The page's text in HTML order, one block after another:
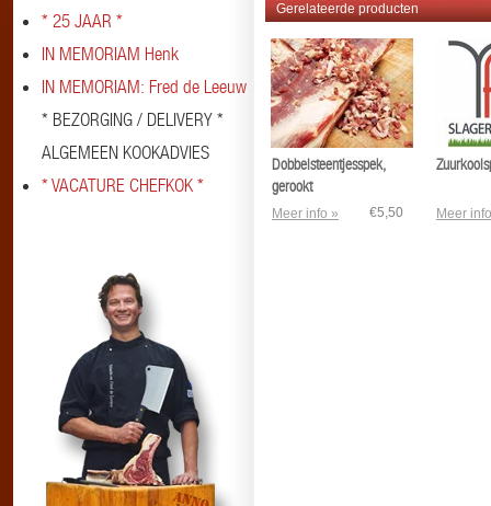
* 25 JAAR *
IN MEMORIAM Henk
IN MEMORIAM: Fred de Leeuw
* BEZORGING / DELIVERY *
ALGEMEEN KOOKADVIES
* VACATURE CHEFKOK *
Gerelateerde producten
Dobbelsteentjesspek,
gerookt
Meer info » €5,50 Meer